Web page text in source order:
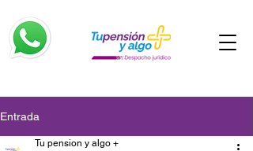
Entrada
Tu pension y algo +